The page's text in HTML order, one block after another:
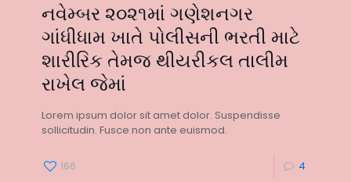
નવેમ્બર ૨૦૨૧માં ગણેશનગર
ગાંધીધામ ખાતે પોલીસની ભરતી માટે
શારીરિક તેમજ થીયરીકલ તાલીમ
રાખેલ જેમાં
Lorem ipsum dolor sit amet dolor. Suspendisse
sollicitudin. Fusce non ante euismod.
166 4